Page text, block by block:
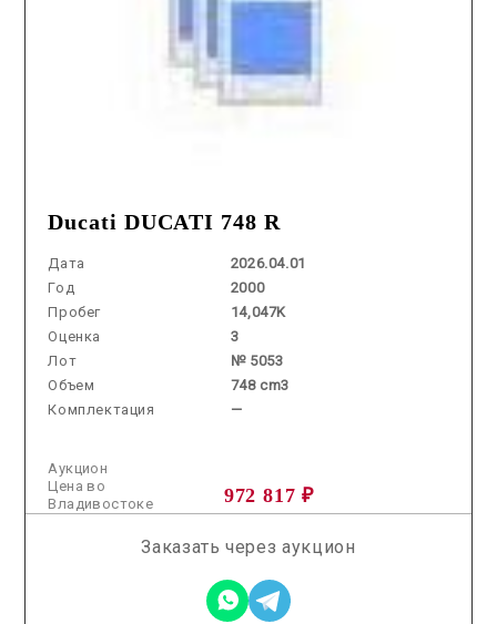
Ducati DUCATI 748 R
Дата
2026.04.01
Год
2000
Пробег
14,047K
Оценка
3
Лот
№ 5053
Объем
748 cm3
Комплектация
—
Аукцион
972 817 ₽
Цена во
Владивостоке
Заказать через аукцион